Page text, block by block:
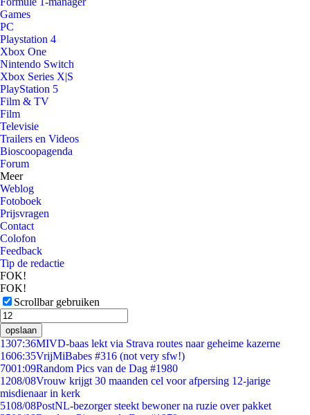
Games
PC
Playstation 4
Xbox One
Nintendo Switch
Xbox Series X|S
PlayStation 5
Film & TV
Film
Televisie
Trailers en Videos
Bioscoopagenda
Forum
Meer
Weblog
Fotoboek
Prijsvragen
Contact
Colofon
Feedback
Tip de redactie
FOK!
FOK!
Scrollbar gebruiken
opslaan
1307:36MIVD-baas lekt via Strava routes naar geheime kazerne
1606:35VrijMiBabes #316 (not very sfw!)
7001:09Random Pics van de Dag #1980
1208/08Vrouw krijgt 30 maanden cel voor afpersing 12-jarige
misdienaar in kerk
5108/08PostNL-bezorger steekt bewoner na ruzie over pakket